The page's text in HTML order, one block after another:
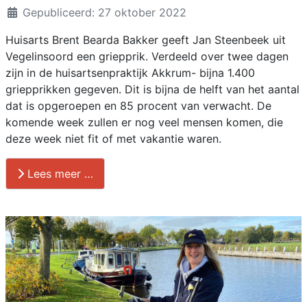
DetailsGepubliceerd: 27 oktober 2022
Huisarts Brent Bearda Bakker geeft Jan Steenbeek uit
Vegelinsoord een griepprik. Verdeeld over twee dagen
zijn in de huisartsenpraktijk Akkrum- bijna 1.400
griepprikken gegeven. Dit is bijna de helft van het aantal
dat is opgeroepen en 85 procent van verwacht. De
komende week zullen er nog veel mensen komen, die
deze week niet fit of met vakantie waren.
Lees meer …